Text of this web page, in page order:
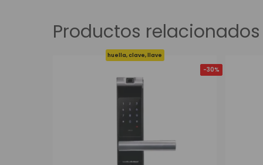
Productos relacionados
-20%
-30%
huella, clave, llave